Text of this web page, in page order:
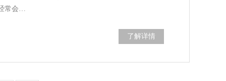
常会…
了解详情